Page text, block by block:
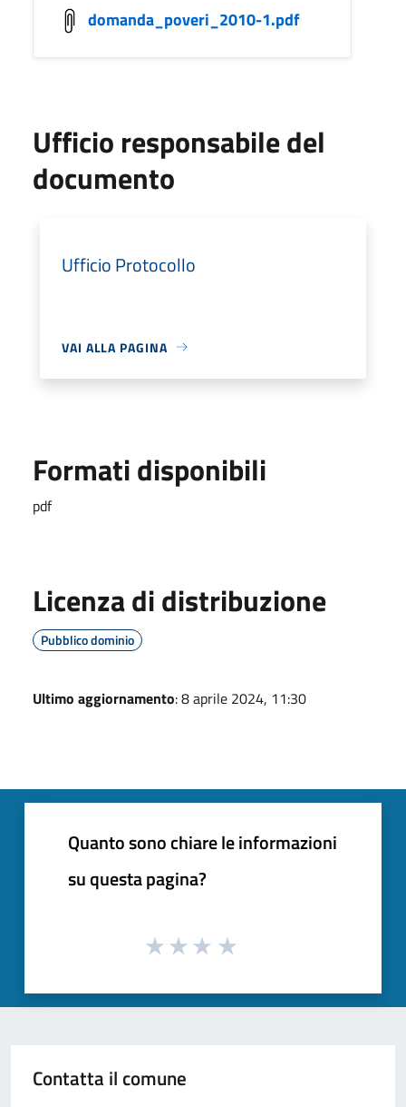
domanda_poveri_2010-1.pdf
Ufficio responsabile del
documento
Ufficio Protocollo
VAI ALLA PAGINA
Formati disponibili
pdf
Licenza di distribuzione
Pubblico dominio
Ultimo aggiornamento: 8 aprile 2024, 11:30
Quanto sono chiare le informazioni
su questa pagina?
Contatta il comune